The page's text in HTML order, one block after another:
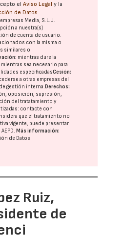
elAviso Legal y la
de Datos
Media, S.L.U.
a nuestra(s)
de cuenta de usuario.
con la misma o
similares o
mientras dure la
sea necesario para
especificadasCesión:
a otras empresas del
gestión interna. Derechos:
oposición, supresión,
del tratatamiento y
contacte con
que el tratamiento no
vigente, puede presentar
AEPD. Más información:
de Datos
Ruiz,
de